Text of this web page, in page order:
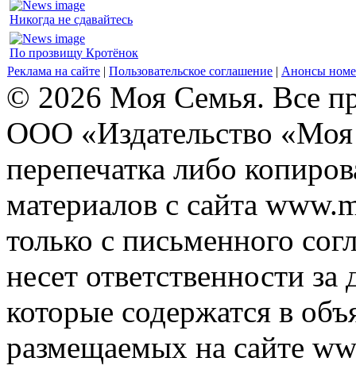
Никогда не сдавайтесь
По прозвищу Кротёнок
Реклама на сайте | Пользовательское соглашение | Анонсы
© 2026 Моя Семья. Все
ООО «Издательство
перепечатка либо
материалов с сайта
только с письменного
несет ответственности
которые содержатся в
размещаемых на сайте